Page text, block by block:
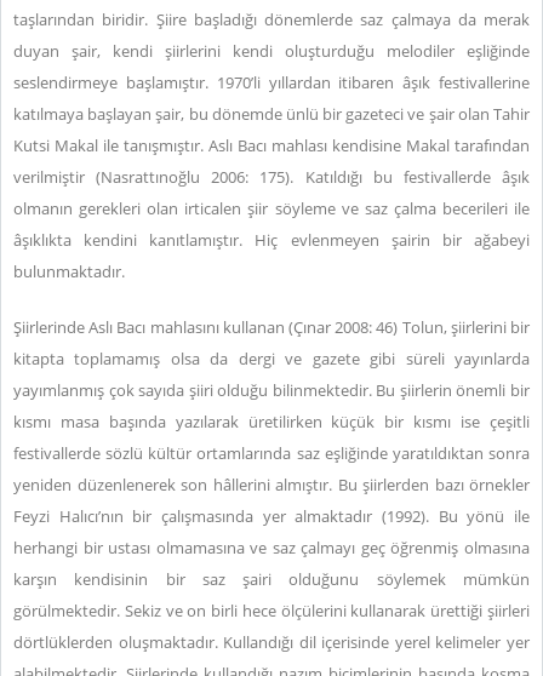
taşlarından biridir. Şiire başladığı dönemlerde saz çalmaya da merak
duyan şair, kendi şiirlerini kendi oluşturduğu melodiler eşliğinde
seslendirmeye başlamıştır. 1970’li yıllardan itibaren âşık festivallerine
katılmaya başlayan şair, bu dönemde ünlü bir gazeteci ve şair olan Tahir
Kutsi Makal ile tanışmıştır. Aslı Bacı mahlası kendisine Makal tarafından
verilmiştir (Nasrattınoğlu 2006: 175). Katıldığı bu festivallerde âşık
olmanın gerekleri olan irticalen şiir söyleme ve saz çalma becerileri ile
âşıklıkta kendini kanıtlamıştır. Hiç evlenmeyen şairin bir ağabeyi
bulunmaktadır.
Şiirlerinde Aslı Bacı mahlasını kullanan (Çınar 2008: 46) Tolun, şiirlerini bir
kitapta toplamamış olsa da dergi ve gazete gibi süreli yayınlarda
yayımlanmış çok sayıda şiiri olduğu bilinmektedir. Bu şiirlerin önemli bir
kısmı masa başında yazılarak üretilirken küçük bir kısmı ise çeşitli
festivallerde sözlü kültür ortamlarında saz eşliğinde yaratıldıktan sonra
yeniden düzenlenerek son hâllerini almıştır. Bu şiirlerden bazı örnekler
Feyzi Halıcı’nın bir çalışmasında yer almaktadır (1992). Bu yönü ile
herhangi bir ustası olmamasına ve saz çalmayı geç öğrenmiş olmasına
karşın kendisinin bir saz şairi olduğunu söylemek mümkün
görülmektedir. Sekiz ve on birli hece ölçülerini kullanarak ürettiği şiirleri
dörtlüklerden oluşmaktadır. Kullandığı dil içerisinde yerel kelimeler yer